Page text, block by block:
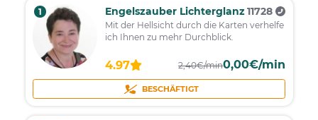
1 Engelszauber Lichterglanz11728
Mit der Hellsicht durch die Karten verhelfe
ich Ihnen zu mehr Durchblick.
4.97 2,40€/min0,00€/min
BESCHÄFTIGT